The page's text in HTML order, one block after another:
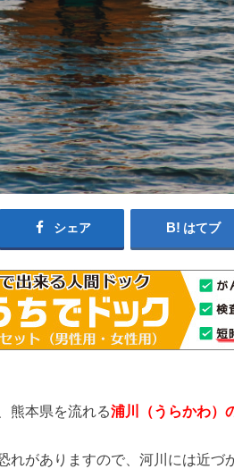
シェア はてブ
熊本県を流れる浦川 （うらかわ）
れがありますので、河川には近づ